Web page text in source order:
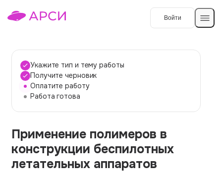
Войти
Темы работ
О сервисе
О компании
Наши гарантии
Контакты
Укажите тип и тему работы
Получите черновик
Оплатите работу
Работа готова
Применение полимеров в
конструкции беспилотных
летательных аппаратов